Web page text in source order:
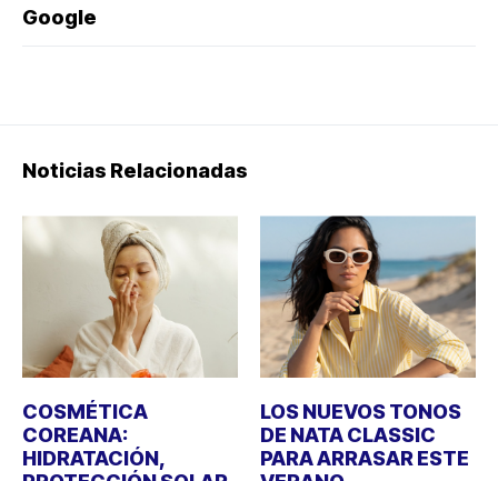
Google
Noticias Relacionadas
COSMÉTICA
COREANA:
HIDRATACIÓN,
LOS NUEVOS TONOS
DE NATA CLASSIC
PARA ARRASAR ESTE